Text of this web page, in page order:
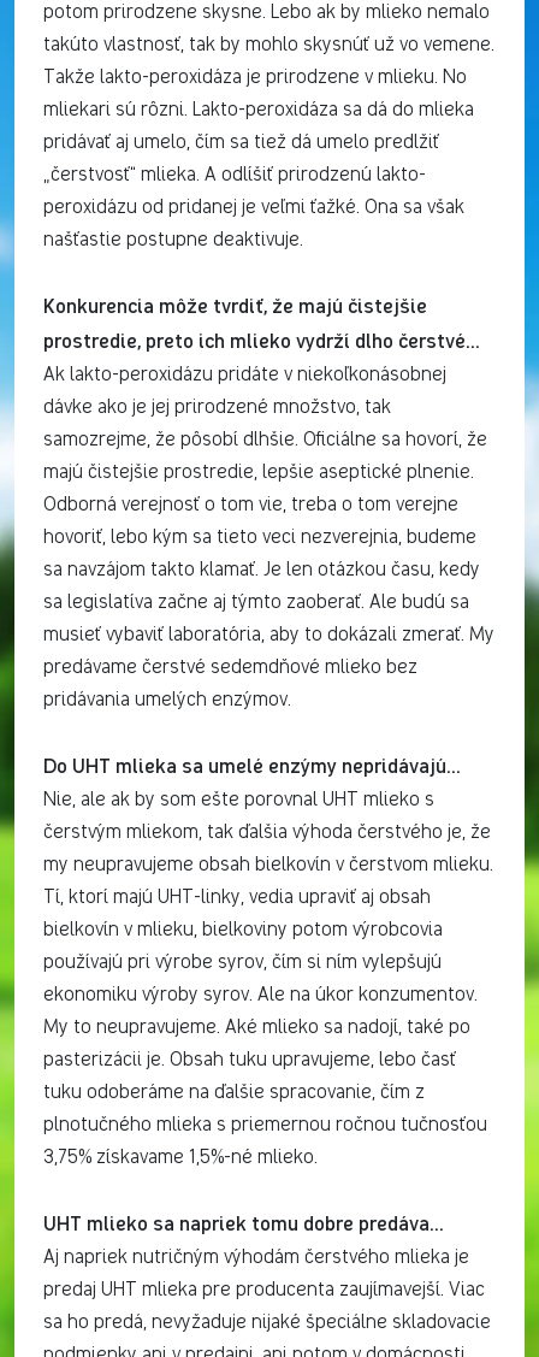
potom prirodzene skysne. Lebo ak by mlieko nemalo
takúto vlastnosť, tak by mohlo skysnúť už vo vemene.
Takže lakto-peroxidáza je prirodzene v mlieku. No
mliekari sú rôzni. Lakto-peroxidáza sa dá do mlieka
pridávať aj umelo, čím sa tiež dá umelo predlžiť
„čerstvosť“ mlieka. A odlíšiť prirodzenú lakto-
peroxidázu od pridanej je veľmi ťažké. Ona sa však
našťastie postupne deaktivuje.
Konkurencia môže tvrdiť, že majú čistejšie
prostredie, preto ich mlieko vydrží dlho čerstvé…
Ak lakto-peroxidázu pridáte v niekoľkonásobnej
dávke ako je jej prirodzené množstvo, tak
samozrejme, že pôsobí dlhšie. Oficiálne sa hovorí, že
majú čistejšie prostredie, lepšie aseptické plnenie.
Odborná verejnosť o tom vie, treba o tom verejne
hovoriť, lebo kým sa tieto veci nezverejnia, budeme
sa navzájom takto klamať. Je len otázkou času, kedy
sa legislatíva začne aj týmto zaoberať. Ale budú sa
musieť vybaviť laboratória, aby to dokázali zmerať. My
predávame čerstvé sedemdňové mlieko bez
pridávania umelých enzýmov.
Do UHT mlieka sa umelé enzýmy nepridávajú…
Nie, ale ak by som ešte porovnal UHT mlieko s
čerstvým mliekom, tak ďalšia výhoda čerstvého je, že
my neupravujeme obsah bielkovín v čerstvom mlieku.
Tí, ktorí majú UHT-linky, vedia upraviť aj obsah
bielkovín v mlieku, bielkoviny potom výrobcovia
používajú pri výrobe syrov, čím si ním vylepšujú
ekonomiku výroby syrov. Ale na úkor konzumentov.
My to neupravujeme. Aké mlieko sa nadojí, také po
pasterizácii je. Obsah tuku upravujeme, lebo časť
tuku odoberáme na ďalšie spracovanie, čím z
plnotučného mlieka s priemernou ročnou tučnosťou
3,75% získavame 1,5%-né mlieko.
UHT mlieko sa napriek tomu dobre predáva…
Aj napriek nutričným výhodám čerstvého mlieka je
predaj UHT mlieka pre producenta zaujímavejší. Viac
sa ho predá, nevyžaduje nijaké špeciálne skladovacie